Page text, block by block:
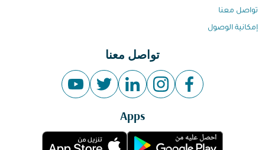
تواصل معنا
إمكانية الوصول
تواصل معنا
Apps